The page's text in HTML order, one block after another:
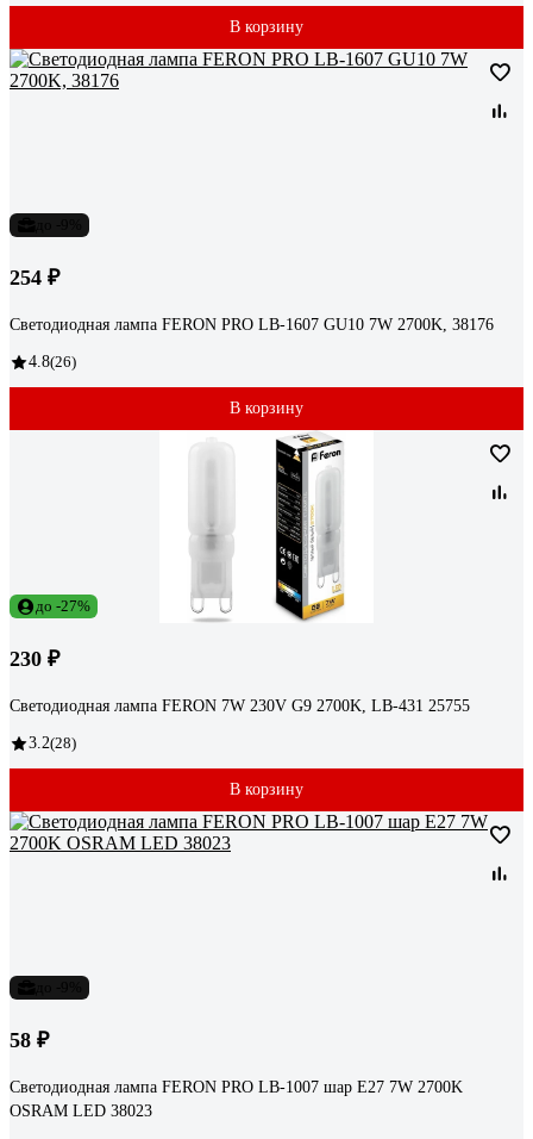
В корзину
254 ₽
Светодиодная лампа FERON PRO LB-1607 GU10 7W 2700K, 38176
4.8(26)
В корзину
до -27%
230 ₽
Светодиодная лампа FERON 7W 230V G9 2700K, LB-431 25755
3.2(28)
В корзину
58 ₽
Светодиодная лампа FERON PRO LB-1007 шар E27 7W 2700K
OSRAM LED 38023